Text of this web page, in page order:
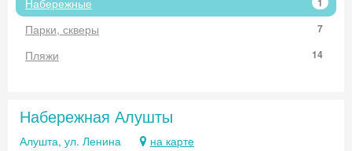
Набережные
Парки, скверы 7
Пляжи 14
Набережная Алушты
Алушта, ул. Ленина на карте